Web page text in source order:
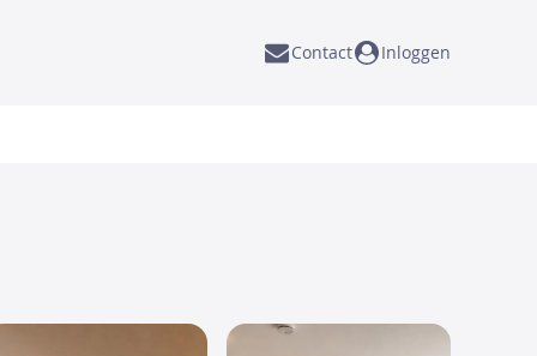
Contact Inloggen